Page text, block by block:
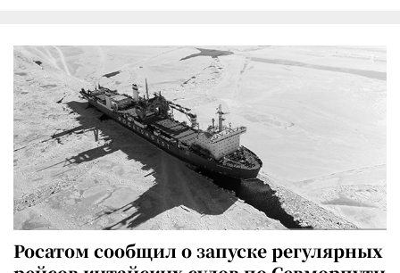
Росатом сообщил о запуске регулярных